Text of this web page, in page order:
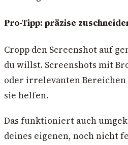
Pro-Tipp: präzise
Cropp den Screenshot auf
du willst. Screenshots mit
oder irrelevanten
sie helfen.
Das funktioniert auch
deines eigenen, noch nicht